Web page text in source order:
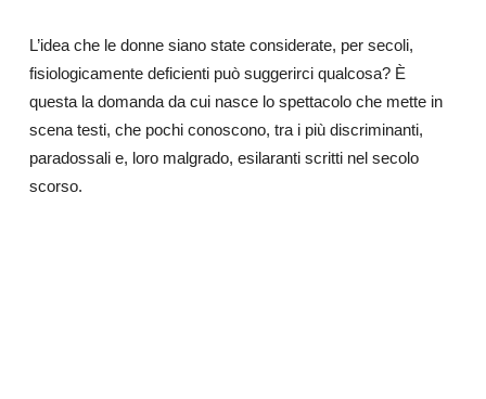
L’idea che le donne siano state considerate, per secoli,
fisiologicamente deficienti può suggerirci qualcosa? È
questa la domanda da cui nasce lo spettacolo che mette in
scena testi, che pochi conoscono, tra i più discriminanti,
paradossali e, loro malgrado, esilaranti scritti nel secolo
scorso.